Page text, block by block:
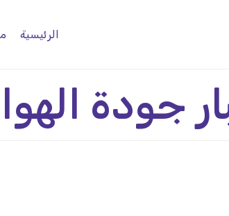
الرئيسية
جودة